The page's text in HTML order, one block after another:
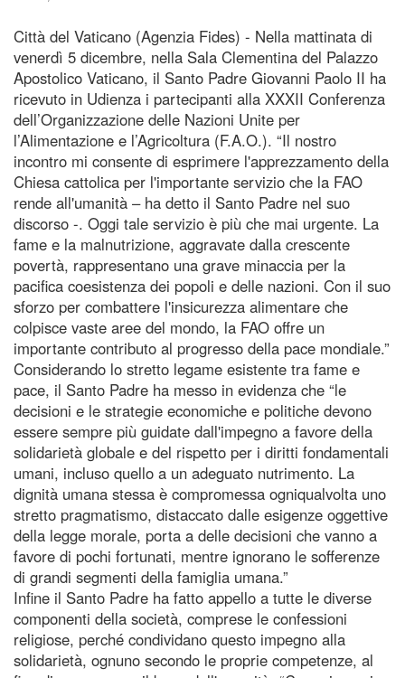
Città del Vaticano (Agenzia Fides) - Nella mattinata di
venerdì 5 dicembre, nella Sala Clementina del Palazzo
Apostolico Vaticano, il Santo Padre Giovanni Paolo II ha
ricevuto in Udienza i partecipanti alla XXXII Conferenza
dell’Organizzazione delle Nazioni Unite per
l’Alimentazione e l’Agricoltura (F.A.O.). “Il nostro
incontro mi consente di esprimere l'apprezzamento della
Chiesa cattolica per l'importante servizio che la FAO
rende all'umanità – ha detto il Santo Padre nel suo
discorso -. Oggi tale servizio è più che mai urgente. La
fame e la malnutrizione, aggravate dalla crescente
povertà, rappresentano una grave minaccia per la
pacifica coesistenza dei popoli e delle nazioni. Con il suo
sforzo per combattere l'insicurezza alimentare che
colpisce vaste aree del mondo, la FAO offre un
importante contributo al progresso della pace mondiale.”
Considerando lo stretto legame esistente tra fame e
pace, il Santo Padre ha messo in evidenza che “le
decisioni e le strategie economiche e politiche devono
essere sempre più guidate dall'impegno a favore della
solidarietà globale e del rispetto per i diritti fondamentali
umani, incluso quello a un adeguato nutrimento. La
dignità umana stessa è compromessa ogniqualvolta uno
stretto pragmatismo, distaccato dalle esigenze oggettive
della legge morale, porta a delle decisioni che vanno a
favore di pochi fortunati, mentre ignorano le sofferenze
di grandi segmenti della famiglia umana.”
Infine il Santo Padre ha fatto appello a tutte le diverse
componenti della società, comprese le confessioni
religiose, perché condividano questo impegno alla
solidarietà, ognuno secondo le proprie competenze, al